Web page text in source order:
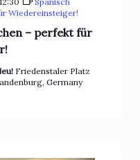
– perfekt für
Wiedereinsteiger!
Friedenstaler Platz
Germany